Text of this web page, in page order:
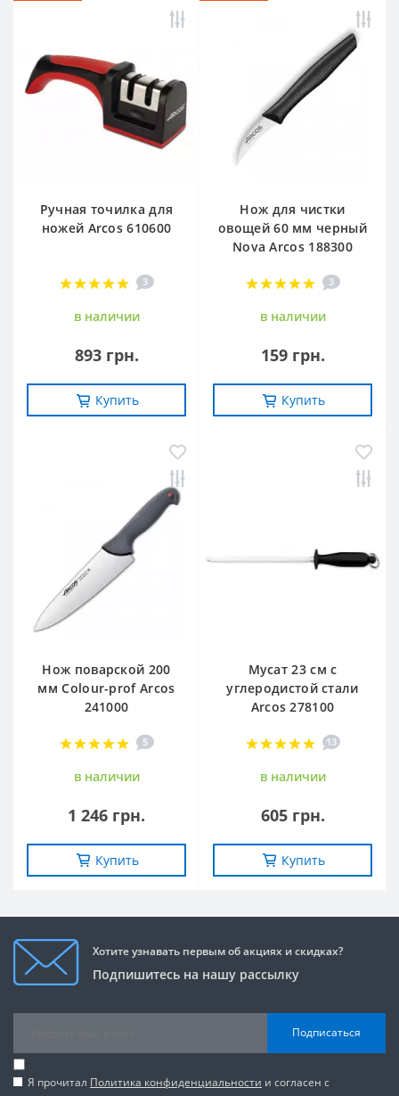
Ручная точилка для
ножей Arcos 610600
3
в наличии
893 грн.
Купить
Нож для чистки
овощей 60 мм черный
Nova Arcos 188300
3
в наличии
159 грн.
Купить
Нож поварской 200
мм Сolour-prof Arcos
241000
5
в наличии
1 246 грн.
Купить
Мусат 23 см с
углеродистой стали
Arcos 278100
13
в наличии
605 грн.
Купить
Хотите узнавать первым об акциях и скидках?
Подпишитесь на нашу рассылку
Подписаться
Я прочитал Политика конфиденциальности и согласен с